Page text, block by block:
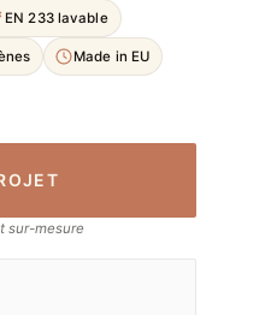
EN 233 lavable
Made in EU
sur-mesure